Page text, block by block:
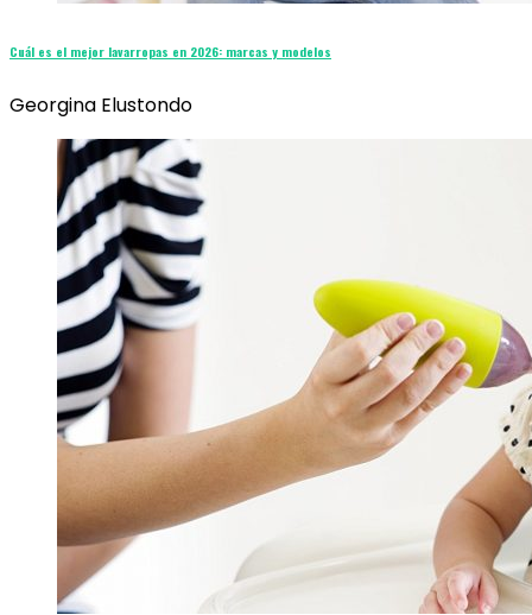
Cuál es el mejor lavarropas en 2026: marcas y modelos
Georgina Elustondo